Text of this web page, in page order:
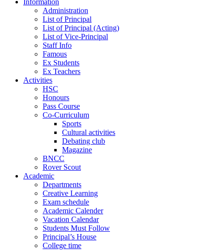
Administration
List of Principal
List of Principal (Acting)
List of Vice-Principal
Staff Info
Famous
Ex Students
Ex Teachers
Activities
HSC
Honours
Pass Course
Co-Curriculum
Sports
Cultural activities
Debating club
Magazine
BNCC
Rover Scout
Academic
Departments
Creative Learning
Exam schedule
Academic Calender
Vacation Calendar
Students Must Follow
Principal’s House
College time